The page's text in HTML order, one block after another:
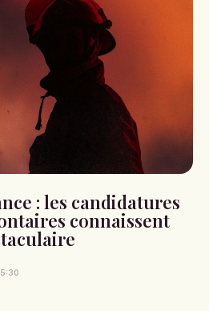
: les candidatures
connaissent